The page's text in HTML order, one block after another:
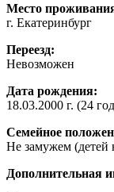
Место
г. Екатеринбург
Переезд:
Невозможен
Дата рождения:
18.03.2000 г. (24
Семейное
Не замужем (детей
Дополнительная